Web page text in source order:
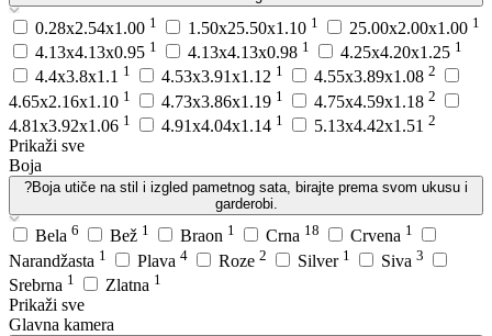
0.28x2.54x1.00 1 1.50x25.50x1.10 1 25.00x2.00x1.00 1
4.13x4.13x0.95 1 4.13x4.13x0.98 1 4.25x4.20x1.25 1
4.4x3.8x1.1 1 4.53x3.91x1.12 1 4.55x3.89x1.08 2
4.65x2.16x1.10 1 4.73x3.86x1.19 1 4.75x4.59x1.18 2
4.81x3.92x1.06 1 4.91x4.04x1.14 1 5.13x4.42x1.51 2
Prikaži sve
Boja
?Boja utiče na stil i izgled pametnog sata, birajte prema svom ukusu i
garderobi.
Bela 6 Bež 1 Braon 1 Crna 18 Crvena 1
Narandžasta 1 Plava 4 Roze 2 Silver 1 Siva 3
Srebrna 1 Zlatna 1
Prikaži sve
Glavna kamera